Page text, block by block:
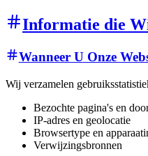
Informatie die
Wanneer U Onze
Wij verzamelen
Bezochte pagina's en
IP-adres en geolocatie
Browsertype en
Verwijzingsbronnen